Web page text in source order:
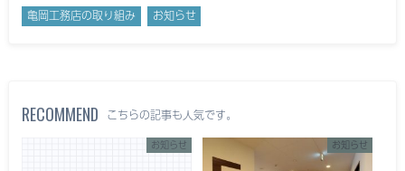
亀岡工務店の取り組み お知らせ
RECOMMEND こちらの記事も人気です。
お知らせ お知らせ